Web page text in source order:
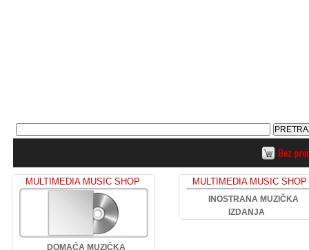
Bez
MULTIMEDIA MUSIC SHOP
DOMAĆA MUZIČKA
MULTIMEDIA MUSIC SHOP
INOSTRANA MUZIČKA
IZDANJA